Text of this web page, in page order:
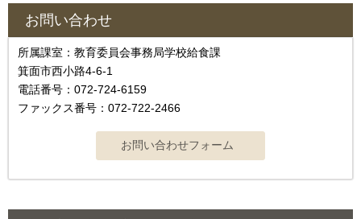
お問い合わせ
所属課室：教育委員会事務局学校給食課
箕面市西小路4-6-1
電話番号：072-724-6159
ファックス番号：072-722-2466